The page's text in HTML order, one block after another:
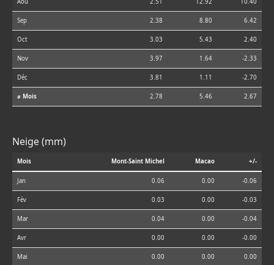
Aoû 2.51 12.92 10.40
Sep 2.38 8.80 6.42
Oct 3.03 5.43 2.40
Nov 3.97 1.64 -2.33
Déc 3.81 1.11 -2.70
⌀ Mois 2.78 5.46 2.67
Neige (mm)
Mois Mont-Saint Michel Macao +/-
Jan 0.06 0.00 -0.06
Fév 0.03 0.00 -0.03
Mar 0.04 0.00 -0.04
Avr 0.00 0.00 -0.00
Mai 0.00 0.00 0.00